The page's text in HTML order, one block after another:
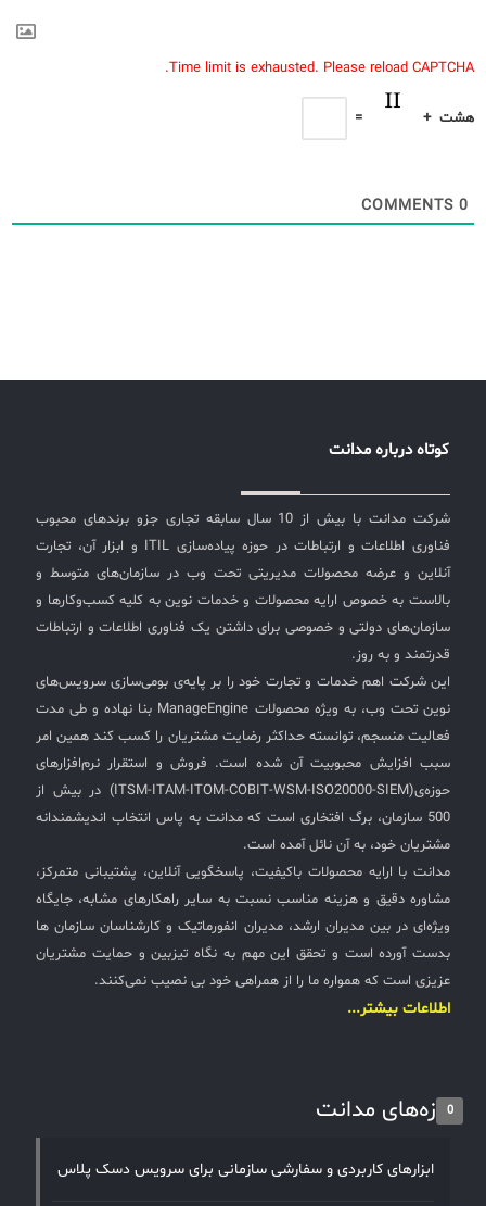
Time limit is exhausted. Please reload CAPTCHA.
هشت +
=
0
کوتاه درباره مدانت
شرکت مدانت با بیش از 10 سال سابقه تجاری جزو برندهای محبوب
فناوری اطلاعات و ارتباطات در حوزه پیاده‌سازی ITIL و ابزار آن، تجارت
آنلاین و عرضه محصولات مدیریتی تحت وب در سازمان‌های متوسط و
بالاست به خصوص ارایه محصولات و خدمات نوین به کلیه کسب‌وکارها و
سازمان‌های دولتی و خصوصی برای داشتن یک فناوری اطلاعات و ارتباطات
قدرتمند و به روز.
این شرکت اهم خدمات و تجارت خود را بر پایه‌ی بومی‌سازی سرویس‌های
نوین تحت وب، به ویژه محصولات ManageEngine بنا نهاده و طی مدت
فعالیت منسجم، توانسته حداکثر رضایت مشتریان را کسب کند همین امر
سبب افزایش محبوبیت آن شده است. فروش و استقرار نرم‌افزارهای
حوزه‌ی(ITSM-ITAM-ITOM-COBIT-WSM-ISO20000-SIEM) در بیش از
500 سازمان، برگ افتخاری است که مدانت به پاس انتخاب اندیشمندانه
مشتریان خود، به آن نائل آمده است.
مدانت با ارایه محصولات باکیفیت، پاسخگویی آنلاین، پشتیبانی متمرکز،
مشاوره دقیق و هزینه مناسب نسبت به سایر راهکارهای مشابه، جایگاه
ویژه‌ای در بین مدیران ارشد، مدیران انفورماتیک و کارشناسان سازمان ها
بدست آورده است و تحقق این مهم به نگاه تیزبین و حمایت مشتریان
عزیزی است که همواره ما را از همراهی خود بی نصیب نمی‌کنند.
اطلاعات بیشتر...
تازه‌های مدانت0
ابزارهای کاربردی و سفارشی سازمانی برای سرویس دسک پلاس